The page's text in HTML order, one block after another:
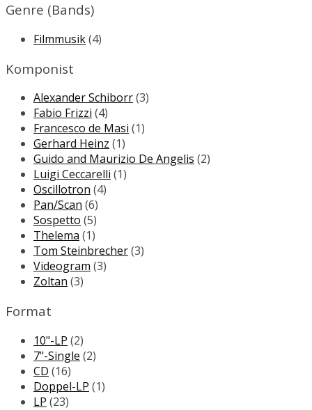
Genre (Bands)
Filmmusik(4)
Komponist
Alexander Schiborr(3)
Fabio Frizzi (4)
Francesco de Masi (1)
Gerhard Heinz (1)
Guido and Maurizio De Angelis (2)
Luigi Ceccarelli (1)
Oscillotron (4)
Pan/Scan (6)
Sospetto (5)
Thelema (1)
Tom Steinbrecher(3)
Videogram (3)
Zoltan (3)
Format
10"-LP (2)
7"-Single (2)
CD (16)
Doppel-LP (1)
LP (23)